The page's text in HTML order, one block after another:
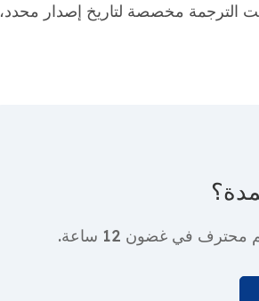
الترجمة مخصصة لتاريخ إصدار محدد،
محترف في غضون 12 ساعة.